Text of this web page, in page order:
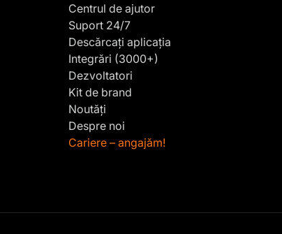
Centrul de ajutor
Suport 24/7
Descărcați aplicația
Integrări (3000+)
Dezvoltatori
Kit de brand
Noutăți
Despre noi
Cariere – angajăm!